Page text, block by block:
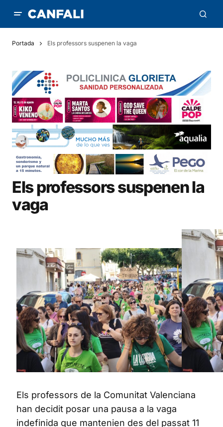
Portada Els professors suspenen la vaga
Els professors suspenen la
vaga
Els professors de la Comunitat Valenciana
han decidit posar una pausa a la vaga
indefinida que mantenien des del passat 11